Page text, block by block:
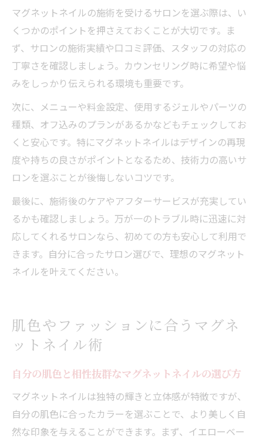
マグネットネイルの施術を受けるサロンを選ぶ際は、い
くつかのポイントを押さえておくことが大切です。ま
ず、サロンの施術実績や口コミ評価、スタッフの対応の
丁寧さを確認しましょう。カウンセリング時に希望や悩
みをしっかり伝えられる環境も重要です。
次に、メニューや料金設定、使用するジェルやパーツの
種類、オフ込みのプランがあるかなどもチェックしてお
くと安心です。特にマグネットネイルはデザインの再現
度や持ちの良さがポイントとなるため、技術力の高いサ
ロンを選ぶことが後悔しないコツです。
最後に、施術後のケアやアフターサービスが充実してい
るかも確認しましょう。万が一のトラブル時に迅速に対
応してくれるサロンなら、初めての方も安心して利用で
きます。自分に合ったサロン選びで、理想のマグネット
ネイルを叶えてください。
肌色やファッションに合うマグネ
ットネイル術
自分の肌色と相性抜群なマグネットネイルの選び方
マグネットネイルは独特の輝きと立体感が特徴ですが、
自分の肌色に合ったカラーを選ぶことで、より美しく自
然な印象を与えることができます。まず、イエローベー